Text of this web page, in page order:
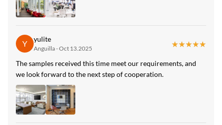
Y yulite
Anguilla - Oct 13.2025
★★★★★
★★★★★
The samples received this time meet our requirements, and
we look forward to the next step of cooperation.